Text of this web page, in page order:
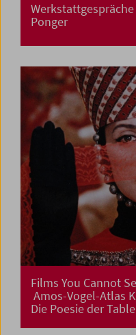
Ponger
Films You Cannot
Amos-Vogel-Atlas
Die Poesie der